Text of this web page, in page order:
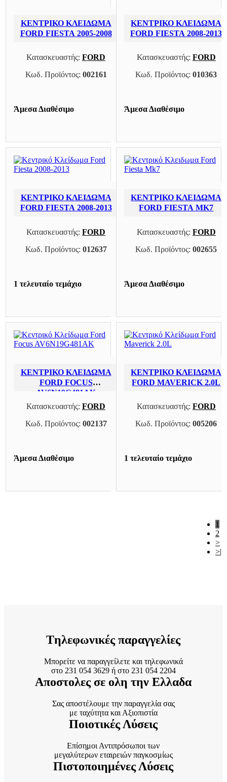
ΚΕΝΤΡΙΚΌ ΚΛΕΊΔΩΜΑ
FORD FIESTA 2005-2008
Κατασκευαστής: FORD
Κωδ. Προϊόντος: 002161
Άμεσα Διαθέσιμο
ΚΕΝΤΡΙΚΌ ΚΛΕΊΔΩΜΑ
FORD FIESTA 2008-2013
Κατασκευαστής: FORD
Κωδ. Προϊόντος:010363
Άμεσα Διαθέσιμο
ΚΕΝΤΡΙΚΌ ΚΛΕΊΔΩΜΑ
FORD FIESTA 2008-2013
Κατασκευαστής: FORD
Κωδ. Προϊόντος: 012637
1 τελευταίο τεμάχιο
ΚΕΝΤΡΙΚΌ ΚΛΕΙΔΩΜΑ
FORD FIESTA MK7
Κατασκευαστής: FORD
Κωδ. Προϊόντος:002655
Άμεσα Διαθέσιμο
ΚΕΝΤΡΙΚΌ ΚΛΕΊΔΩΜΑ
FORD FOCUS
AV6N19G481AK
Κατασκευαστής: FORD
Κωδ. Προϊόντος: 002137
Άμεσα Διαθέσιμο
ΚΕΝΤΡΙΚΌ ΚΛΕΊΔΩΜΑ
FORD MAVERICK 2.0L
Κατασκευαστής: FORD
Κωδ. Προϊόντος:005206
1 τελευταίο τεμάχιο
1
2
>
>|
Tηλεφωνικές παραγγελίες
Μπορείτε να παραγγείλετε και τηλεφωνικά
στο 231 054 3629 ή στο 231 054 2204
Αποστολες σε ολη την Ελλαδα
Σας αποστέλουμε την παραγγελία σας
με ταχύτητα και Αξιοπιστία
Ποιοτικές Λύσεις
Επίσημοι Αντιπρόσωποι των
μεγαλύτερων εταιρειών παγκοσμίως
Πιστοποιημένες Λύσεις